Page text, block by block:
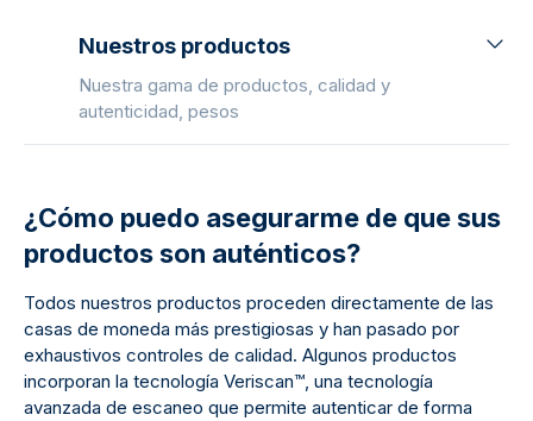
Nuestros productos
Nuestra gama de productos, calidad y
autenticidad, pesos
¿Cómo puedo asegurarme de que sus
productos son auténticos?
Todos nuestros productos proceden directamente de las
casas de moneda más prestigiosas y han pasado por
exhaustivos controles de calidad. Algunos productos
incorporan la tecnología Veriscan™, una tecnología
avanzada de escaneo que permite autenticar de forma